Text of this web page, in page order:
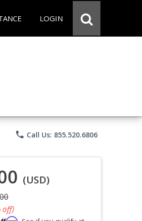
LOGIN
phone Call Us: 855.520.6806
(USD)
off)